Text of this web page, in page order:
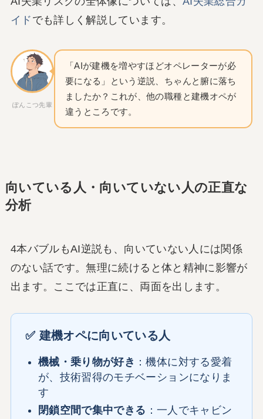
イド でも詳しく解説しています。
ぽんこつ先輩
「AIが建機を増やすほどオペレーターが必
要になる」という逆説、ちゃんと腑に落ち
ましたか？これが、他の職種と建機オペが
違うところです。
向いている人・向いていない人の正直な
分析
4本バブルもAI逆説も、向いていない人には関係
のない話です。無理に続けると体と精神に影響が
出ます。ここでは正直に、両面を出します。
✅ 建機オペに向いている人
機械・乗り物が好き ：機体に対する愛着
が、技術習得のモチベーションになりま
す
閉鎖空間で集中できる ：一人でキャビン